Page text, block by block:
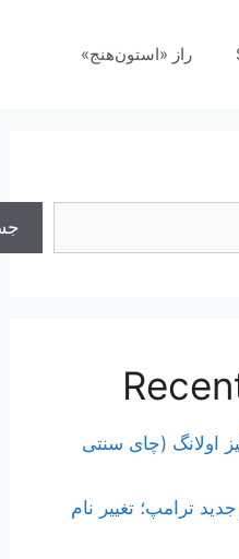
راز «استون‌هنج»
اولانگ (چای سنتی
ترامپ؛ تغییر نام